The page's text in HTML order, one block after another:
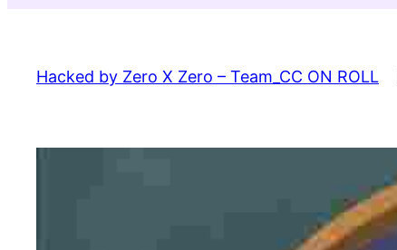
content
Hacked by Zero X Zero – Team_CC ON ROLL